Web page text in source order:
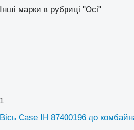
Інші марки в рубриці "Осі"
1
Вісь Case IH 87400196 до